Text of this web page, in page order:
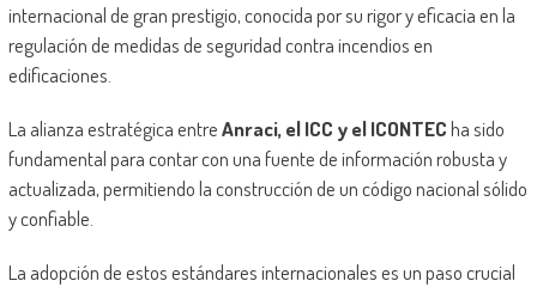
internacional de gran prestigio, conocida por su rigor y eficacia en la
regulación de medidas de seguridad contra incendios en
edificaciones.
La alianza estratégica entreAnraci, el ICC y el ICONTECha sido
fundamental para contar con una fuente de información robusta y
actualizada, permitiendo la construcción de un código nacional sólido
y confiable.
La adopción de estos estándares internacionales es un paso crucial